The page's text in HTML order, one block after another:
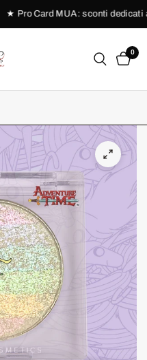
★ Pro Card MUA: sconti dedicati ai
0